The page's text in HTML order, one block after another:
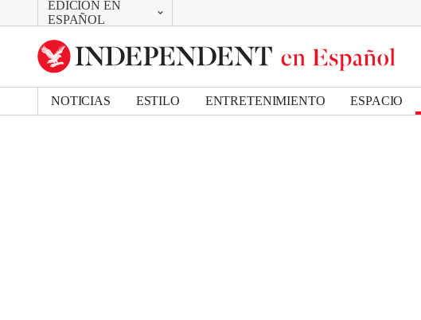
EDICIÓN EN
ESPAÑOL
CAMBIAR
UK Edition
US Edition
NOTICIAS ESTILO ENTRETENIMIENTO ESPACIO
Bookmark popover
Removed from bookmarks
Close popover